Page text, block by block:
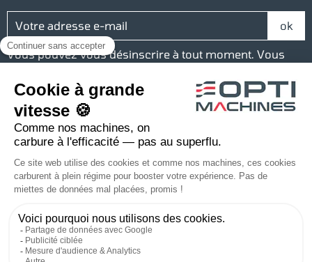
Vous pouvez vous désinscrire à tout moment. Vous
les conditions d'utilisation du site.
Réseaux sociaux
FacebookYouTubeInstagram
LinkedIn
Une société du groupe Baudelet